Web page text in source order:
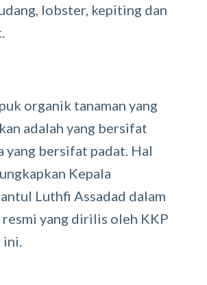
lobster, kepiting dan
organik tanaman yang
adalah yang bersifat
yang bersifat padat. Hal
Kepala
Luthfi Assadad dalam
resmi yang dirilis oleh KKP